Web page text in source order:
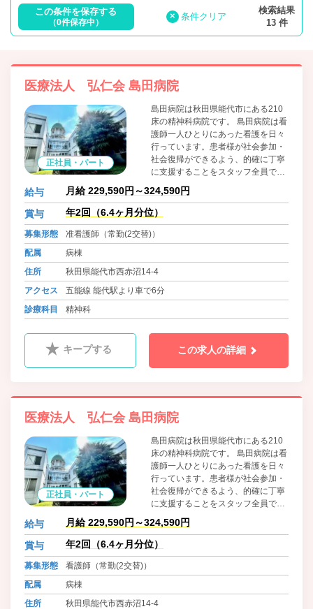
この条件を保存する
（0件保存中）
× 条件クリア
検索結果
13 件
医療法人 弘仁会 島田病院
正社員・パート
島田病院は秋田県能代市にある210
床の精神科病院です。 島田病院は看
護師一人ひとりにあった看護を日々
行っています。患者様が社会参加・
社会復帰ができるよう、的確に丁寧
に支援することをスタッフ全員で心
がけています。
給与 月給 229,590円～324,590円
賞与 年2回（6.4ヶ月分位）
募集形態
准看護師（常勤(2交替)）
配属
病棟
住所
秋田県能代市西赤沼14-4
アクセス
五能線 能代駅より車で6分
診療科目
精神科
キープする この求人の詳細
医療法人 弘仁会 島田病院
正社員・パート
島田病院は秋田県能代市にある210
床の精神科病院です。 島田病院は看
護師一人ひとりにあった看護を日々
行っています。患者様が社会参加・
社会復帰ができるよう、的確に丁寧
に支援することをスタッフ全員で心
がけています。
給与 月給 229,590円～324,590円
賞与 年2回（6.4ヶ月分位）
募集形態
看護師（常勤(2交替)）
配属
病棟
住所
秋田県能代市西赤沼14-4